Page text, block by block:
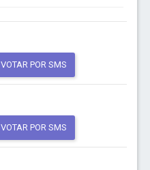
VOTAR POR SMS
VOTAR POR SMS